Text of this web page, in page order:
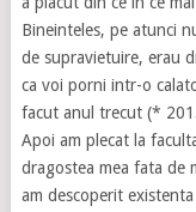
Bineinteles, pe atunci
de supravietuire, erau
ca voi porni intr-o
facut anul trecut (*
Apoi am plecat la
dragostea mea fata de
am descoperit